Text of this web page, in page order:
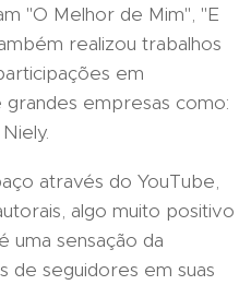
"O Melhor de Mim", "E
realizou trabalhos
em
grandes empresas como:
através do YouTube,
algo muito positivo
uma sensação da
de seguidores em suas